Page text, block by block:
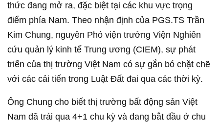
thức đang mở ra, đặc biệt tại các khu vực trọng
điểm phía Nam. Theo nhận định của PGS.TS Trần
Kim Chung, nguyên Phó viện trưởng Viện Nghiên
cứu quản lý kinh tế Trung ương (CIEM), sự phát
triển của thị trường Việt Nam có sự gắn bó chặt chẽ
với các cải tiến trong Luật Đất đai qua các thời kỳ.
Ông Chung cho biết thị trường bất động sản Việt
Nam đã trải qua 4+1 chu kỳ và đang bắt đầu ở chu